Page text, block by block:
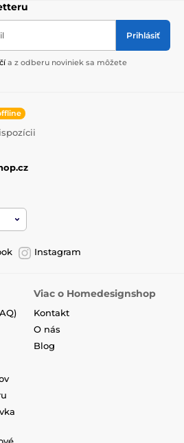
Prihlásiť
a z odberu noviniek sa môžete
Instagram
Viac o Homedesignshop
Kontakt
O nás
Blog